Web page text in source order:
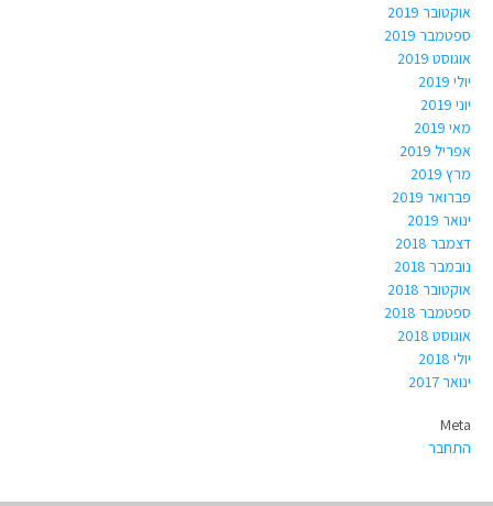
אוקטובר 2019
ספטמבר 2019
אוגוסט 2019
יולי 2019
יוני 2019
מאי 2019
אפריל 2019
מרץ 2019
פברואר 2019
ינואר 2019
דצמבר 2018
נובמבר 2018
אוקטובר 2018
ספטמבר 2018
אוגוסט 2018
יולי 2018
ינואר 2017
Meta
התחבר